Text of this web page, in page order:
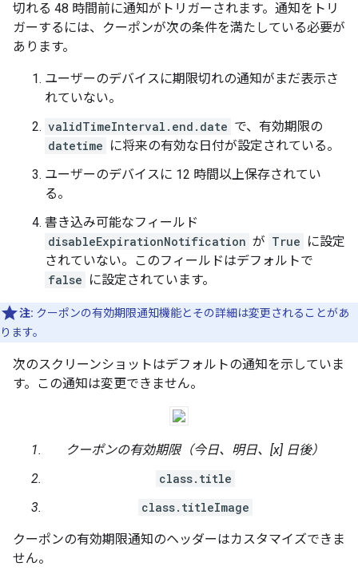
切れる 48 時間前に通知がトリガーされます。通知をトリ
ガーするには、クーポンが次の条件を満たしている必要が
あります。
ユーザーのデバイスに期限切れの通知がまだ表示さ
れていない。
validTimeInterval.end.date で、有効期限の
datetime に将来の有効な日付が設定されている。
ユーザーのデバイスに 12 時間以上保存されてい
る。
書き込み可能なフィールド
disableExpirationNotification が True に設定
されていない。このフィールドはデフォルトで
false に設定されています。
注: クーポンの有効期限通知機能とその詳細は変更されることがあ
ります。
次のスクリーンショットはデフォルトの通知を示していま
す。この通知は変更できません。
クーポンの有効期限（今日、明日、[x] 日後）
class.title
class.titleImage
クーポンの有効期限通知のヘッダーはカスタマイズできま
せん。